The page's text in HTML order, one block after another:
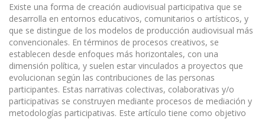
Existe una forma de creación audiovisual participativa que se
desarrolla en entornos educativos, comunitarios o artísticos, y
que se distingue de los modelos de producción audiovisual más
convencionales. En términos de procesos creativos, se
establecen desde enfoques más horizontales, con una
dimensión política, y suelen estar vinculados a proyectos que
evolucionan según las contribuciones de las personas
participantes. Estas narrativas colectivas, colaborativas y/o
participativas se construyen mediante procesos de mediación y
metodologías participativas. Este artículo tiene como objetivo